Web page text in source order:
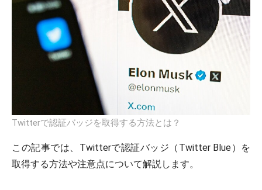
Twitterで認証バッジを取得する方法とは？
この記事では、Twitterで認証バッジ（Twitter Blue）を
取得する方法や注意点について解説します。